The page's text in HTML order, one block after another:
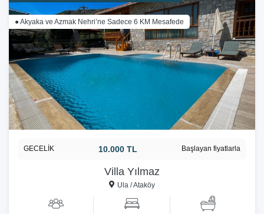
● Akyaka ve Azmak Nehri’ne Sadece 6 KM Mesafede
Villa Yılmaz
Ula / Ataköy
GECELİK 10.000 TL Başlayan fiyatlarla